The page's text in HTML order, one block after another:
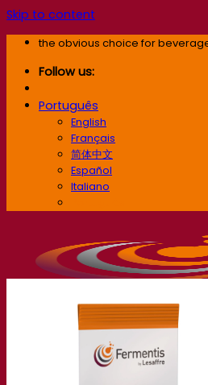
Skip to content
the obvious choice for
Follow us:
Português
English
Français
简体中文
Español
Italiano